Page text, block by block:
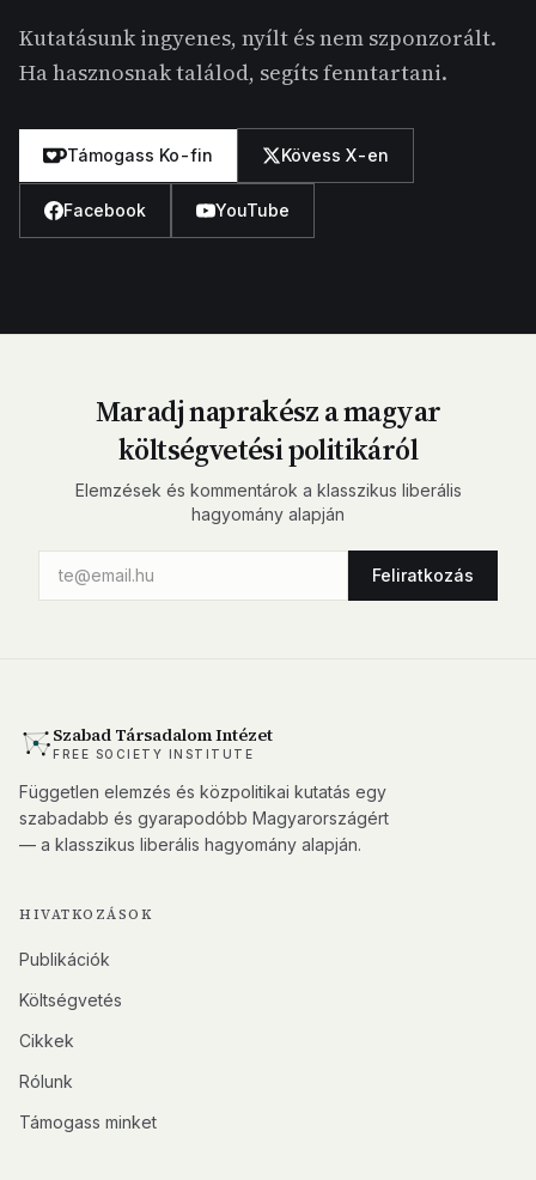
Kutatásunk ingyenes, nyílt és nem szponzorált.
Ha hasznosnak találod, segíts fenntartani.
Támogass Ko-fin Kövess X-en
Facebook YouTube
Maradj naprakész a magyar
költségvetési politikáról
Elemzések és kommentárok a klasszikus liberális
hagyomány alapján
Feliratkozás
Szabad Társadalom Intézet
FREE SOCIETY INSTITUTE
Független elemzés és közpolitikai kutatás egy
szabadabb és gyarapodóbb Magyarországért
— a klasszikus liberális hagyomány alapján.
HIVATKOZÁSOK
Publikációk
Költségvetés
Cikkek
Rólunk
Támogass minket